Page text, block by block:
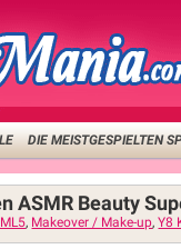
DIE MEISTGESPIELTEN
ASMR Beauty
, Makeover / Make-up,Y8